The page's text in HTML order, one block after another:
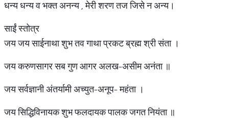
धन्य धन्य व भक्त अनन्य , मेरी शरण तज जिसे न अन्य।
साईं स्तोत्र
जय जय साईनाथा शुभ तव गाथा प्रकट ब्रह्म श्री संता ।
जय करुणसागर सब गुण आगर अलख-असीम अनंता ॥
जय सर्वज्ञानी अंतर्यामी अच्युत-अनूप- महंता ।
जय सिद्धिविनायक शुभ फलदायक पालक जगत नियंता ॥